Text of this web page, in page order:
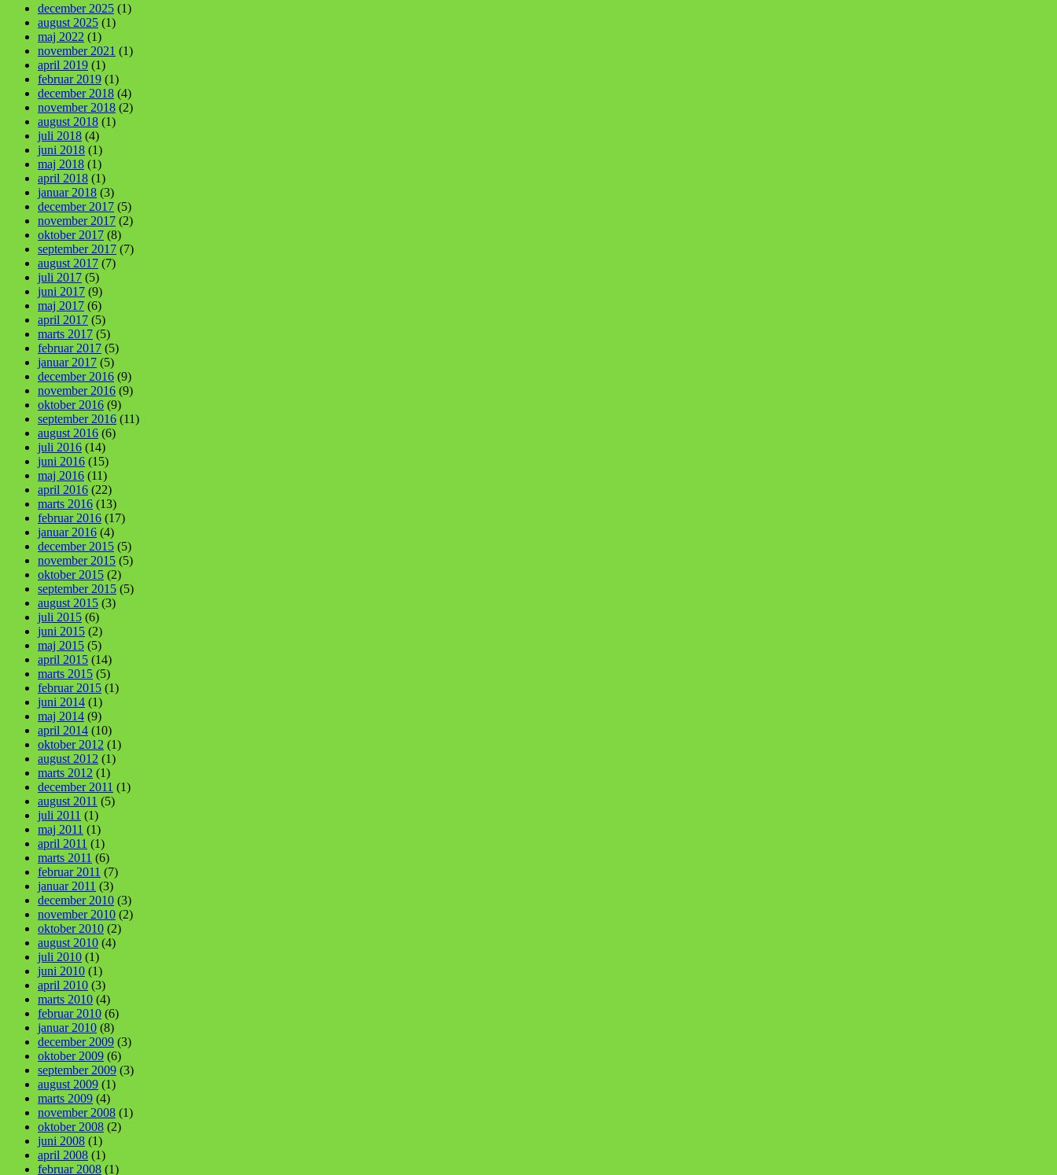
december 2025 (1)
august 2025 (1)
maj 2022 (1)
november 2021 (1)
april 2019 (1)
februar 2019 (1)
december 2018 (4)
november 2018 (2)
august 2018 (1)
juli 2018 (4)
juni 2018 (1)
maj 2018 (1)
april 2018 (1)
januar 2018 (3)
december 2017 (5)
november 2017 (2)
oktober 2017 (8)
september 2017 (7)
august 2017 (7)
juli 2017 (5)
juni 2017 (9)
maj 2017 (6)
april 2017 (5)
marts 2017 (5)
februar 2017 (5)
januar 2017 (5)
december 2016 (9)
november 2016 (9)
oktober 2016 (9)
september 2016 (11)
august 2016 (6)
juli 2016 (14)
juni 2016 (15)
maj 2016 (11)
april 2016 (22)
marts 2016 (13)
februar 2016 (17)
januar 2016 (4)
december 2015 (5)
november 2015 (5)
oktober 2015 (2)
september 2015 (5)
august 2015 (3)
juli 2015 (6)
juni 2015 (2)
maj 2015 (5)
april 2015 (14)
marts 2015 (5)
februar 2015 (1)
juni 2014 (1)
maj 2014 (9)
april 2014 (10)
oktober 2012 (1)
august 2012 (1)
marts 2012 (1)
december 2011 (1)
august 2011 (5)
juli 2011 (1)
maj 2011 (1)
april 2011 (1)
marts 2011 (6)
februar 2011 (7)
januar 2011 (3)
december 2010 (3)
november 2010 (2)
oktober 2010 (2)
august 2010 (4)
juli 2010 (1)
juni 2010 (1)
april 2010 (3)
marts 2010 (4)
februar 2010 (6)
januar 2010 (8)
december 2009 (3)
oktober 2009 (6)
september 2009 (3)
august 2009 (1)
marts 2009 (4)
november 2008 (1)
oktober 2008 (2)
juni 2008 (1)
april 2008 (1)
februar 2008 (1)